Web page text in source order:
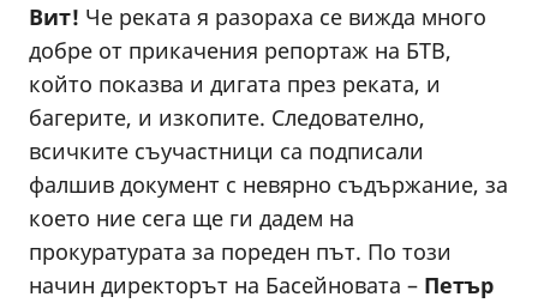
Вит! Че реката я разораха се вижда много
добре от прикачения репортаж на БТВ,
който показва и дигата през реката, и
багерите, и изкопите. Следователно,
всичките съучастници са подписали
фалшив документ с невярно съдържание, за
което ние сега ще ги дадем на
прокуратурата за пореден път. По този
начин директорът на Басейновата – Петър